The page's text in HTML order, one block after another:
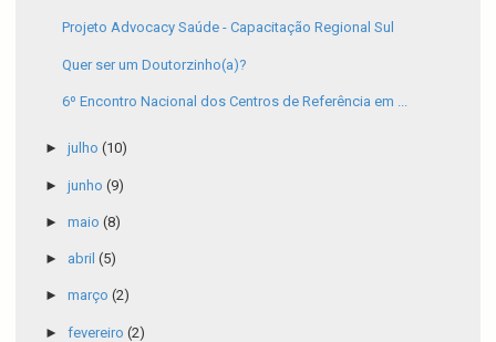
Projeto Advocacy Saúde - Capacitação Regional Sul
Quer ser um Doutorzinho(a)?
6º Encontro Nacional dos Centros de Referência em ...
► julho (10)
► junho (9)
► maio (8)
► abril (5)
► março (2)
► fevereiro (2)